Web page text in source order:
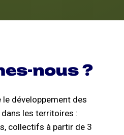
nous ?
développement des
les territoires :
collectifs à partir de 3